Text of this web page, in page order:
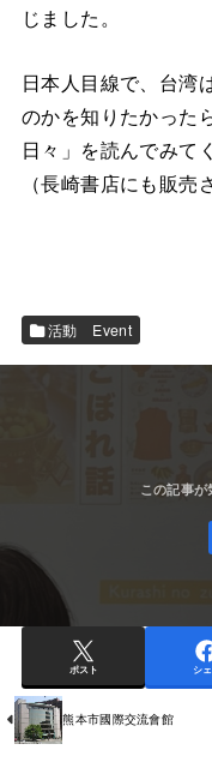
じました。
日本人目線で、台湾
のかを知りたかった
日々」を読んでみて
（長崎書店にも販売
活動 Event
ポスト シ
熊本市國際交流會館